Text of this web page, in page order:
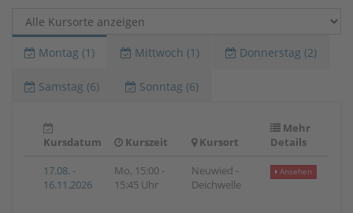
Montag (1) Mittwoch (1) Donnerstag (2)
Samstag (6) Sonntag (6)
Kursdatum Kurszeit Kursort
Mehr
Details
17.08. -
16.11.2026
Mo, 15:00 -
15:45 Uhr
Neuwied -
Deichwelle
Ansehen